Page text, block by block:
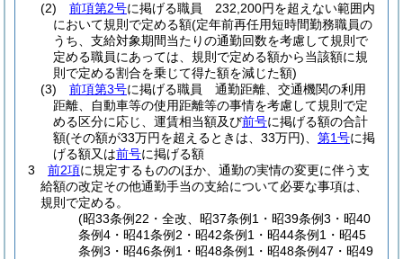
(2)
前項第2号に掲げる職員 232,200円を超えない範囲内
において規則で定める額(定年前再任用短時間勤務職員の
うち、支給対象期間当たりの通勤回数を考慮して規則で
定める職員にあっては、規則で定める額から当該額に規
則で定める割合を乗じて得た額を減じた額)
(3)
前項第3号に掲げる職員 通勤距離、交通機関の利用
距離、自動車等の使用距離等の事情を考慮して規則で定
める区分に応じ、運賃相当額及び前号に掲げる額の合計
額(その額が33万円を超えるときは、33万円) 第1号に掲
げる額又は前号に掲げる額
3
前2項に規定するもののほか、通勤の実情の変更に伴う支
給額の改定その他通勤手当の支給について必要な事項は、
規則で定める。
(昭33条例22・全改、昭37条例1・昭39条例3・昭40
条例4・昭41条例2・昭42条例1・昭44条例1・昭45
条例3・昭46条例1・昭48条例1・昭48条例47・昭49